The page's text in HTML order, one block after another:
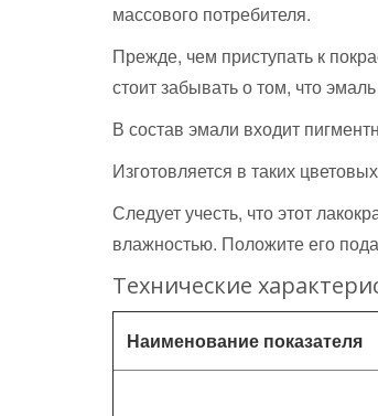
массового потребителя.
Прежде, чем приступать к
стоит забывать о том, что
В состав эмали входит
Изготовляется в таких
Следует учесть, что этот
влажностью. Положите его
Технические
Наименование показателя